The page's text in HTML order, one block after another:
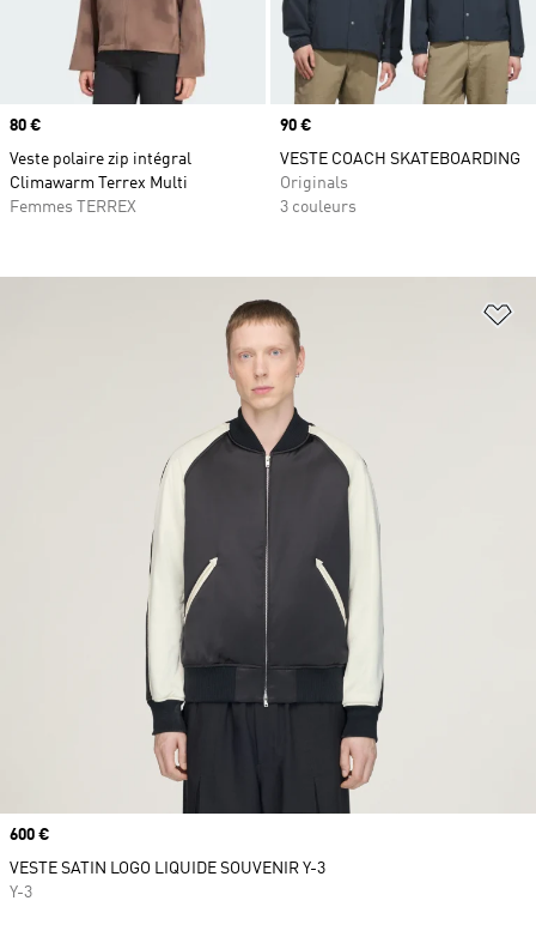
Prix
80 €
Veste polaire zip intégral
Climawarm Terrex Multi
Femmes TERREX
Prix
90 €
VESTE COACH SKATEBOARDING
Originals
3 couleurs
Prix
600 €
VESTE SATIN LOGO LIQUIDE SOUVENIR Y-3
Y-3